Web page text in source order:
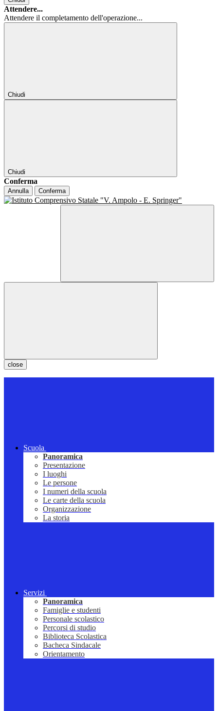
Attendere...
Attendere il completamento dell'operazione...
Chiudi
Chiudi
Conferma
Annulla Conferma
close
Scuola
Panoramica
Presentazione
I luoghi
Le persone
I numeri della scuola
Le carte della scuola
Organizzazione
La storia
Servizi
Panoramica
Famiglie e studenti
Personale scolastico
Percorsi di studio
Biblioteca Scolastica
Bacheca Sindacale
Orientamento